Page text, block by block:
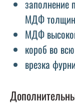
заполнение
МДФ
МДФ
короб во
врезка